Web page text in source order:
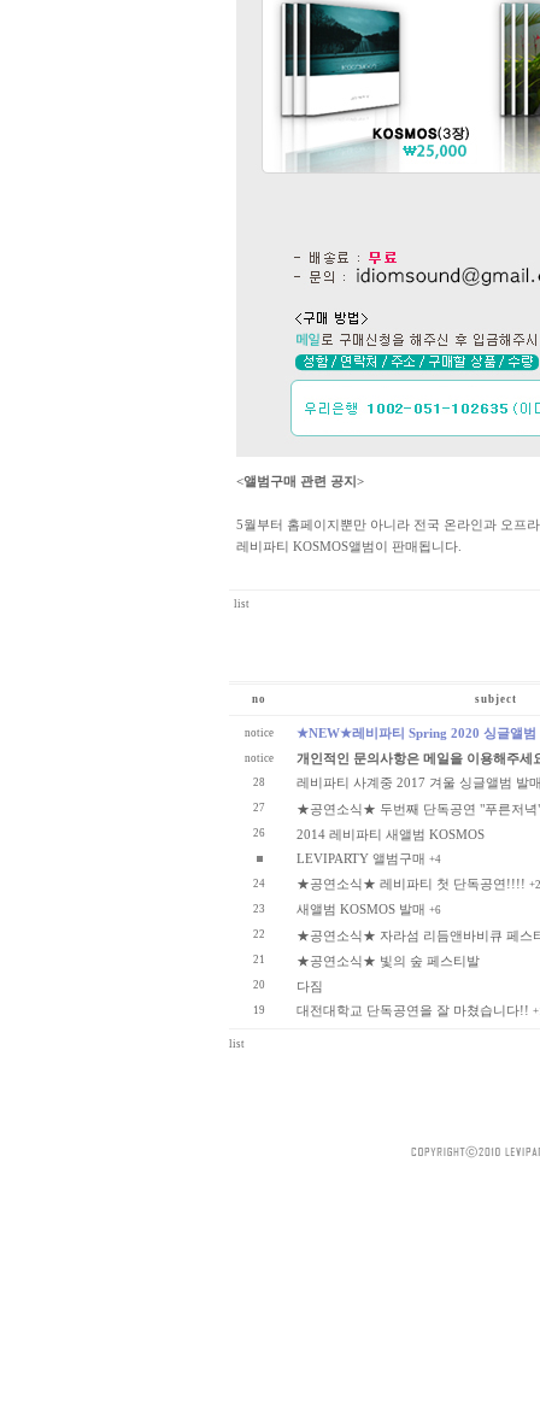
<앨범구매 관련 공지>
5월부터 홈페이지뿐만 아니라 전국 온라인과 오프
레비파티 KOSMOS앨범이 판매됩니다.
list
no subject
notice ★NEW★레비파티 Spring 2020 싱글앨
notice 개인적인 문의사항은 메일을 이용해주세
28 레비파티 사계중 2017 겨울 싱글앨범 발
27 ★공연소식★ 두번째 단독공연 "푸른저녁
26
2014 레비파티 새앨범 KOSMOS
LEVIPARTY 앨범구매 +4
24
★공연소식★ 레비파티 첫 단독공연!!!! +2
23
새앨범 KOSMOS 발매 +6
22
★공연소식★ 자라섬 리듬앤바비큐 페스
21 ★공연소식★ 빛의 숲 페스티발
20 다짐
19 대전대학교 단독공연을 잘 마쳤습니다!!
list